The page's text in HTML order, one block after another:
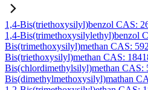
1,4-Bis(triethoxysilyl)benzol CAS:
1,4-Bis(trimethoxysilylethyl)benzol
Bis(trimethoxysilyl)methan CAS:
Bis(triethoxysilyl)methan CAS:
Bis(chlordimethylsilyl)methan CAS:
Bis(dimethylmethoxysilyl)mathan